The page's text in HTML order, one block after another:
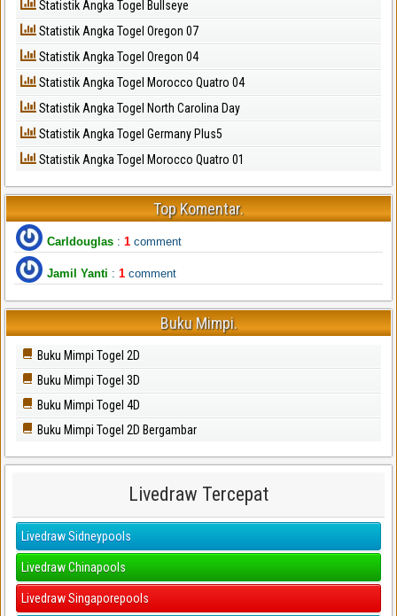
Statistik Angka Togel Bullseye
Statistik Angka Togel Oregon 07
Statistik Angka Togel Oregon 04
Statistik Angka Togel Morocco Quatro 04
Statistik Angka Togel North Carolina Day
Statistik Angka Togel Germany Plus5
Statistik Angka Togel Morocco Quatro 01
Top Komentar.
Carldouglas : 1 comment
Jamil Yanti : 1 comment
Buku Mimpi.
Buku Mimpi Togel 2D
Buku Mimpi Togel 3D
Buku Mimpi Togel 4D
Buku Mimpi Togel 2D Bergambar
Livedraw Tercepat
Livedraw Sidneypools
Livedraw Chinapools
Livedraw Singaporepools